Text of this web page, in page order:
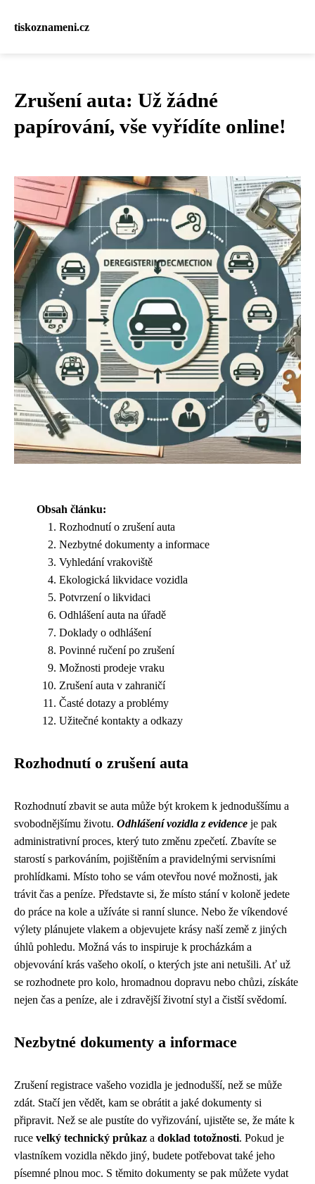
tiskoznameni.cz
Zrušení auta: Už žádné
papírování, vše vyřídíte online!
Obsah článku:
Rozhodnutí o zrušení auta
Nezbytné dokumenty a informace
Vyhledání vrakoviště
Ekologická likvidace vozidla
Potvrzení o likvidaci
Odhlášení auta na úřadě
Doklady o odhlášení
Povinné ručení po zrušení
Možnosti prodeje vraku
Zrušení auta v zahraničí
Časté dotazy a problémy
Užitečné kontakty a odkazy
Rozhodnutí o zrušení auta
Rozhodnutí zbavit se auta může být krokem k jednoduššímu a
svobodnějšímu životu. Odhlášení vozidla z evidence je pak
administrativní proces, který tuto změnu zpečetí. Zbavíte se
starostí s parkováním, pojištěním a pravidelnými servisními
prohlídkami. Místo toho se vám otevřou nové možnosti, jak
trávit čas a peníze. Představte si, že místo stání v koloně jedete
do práce na kole a užíváte si ranní slunce. Nebo že víkendové
výlety plánujete vlakem a objevujete krásy naší země z jiných
úhlů pohledu. Možná vás to inspiruje k procházkám a
objevování krás vašeho okolí, o kterých jste ani netušili. Ať už
se rozhodnete pro kolo, hromadnou dopravu nebo chůzi, získáte
nejen čas a peníze, ale i zdravější životní styl a čistší svědomí.
Nezbytné dokumenty a informace
Zrušení registrace vašeho vozidla je jednodušší, než se může
zdát. Stačí jen vědět, kam se obrátit a jaké dokumenty si
připravit. Než se ale pustíte do vyřizování, ujistěte se, že máte k
ruce velký technický průkaz a doklad totožnosti. Pokud je
vlastníkem vozidla někdo jiný, budete potřebovat také jeho
písemné plnou moc. S těmito dokumenty se pak můžete vydat